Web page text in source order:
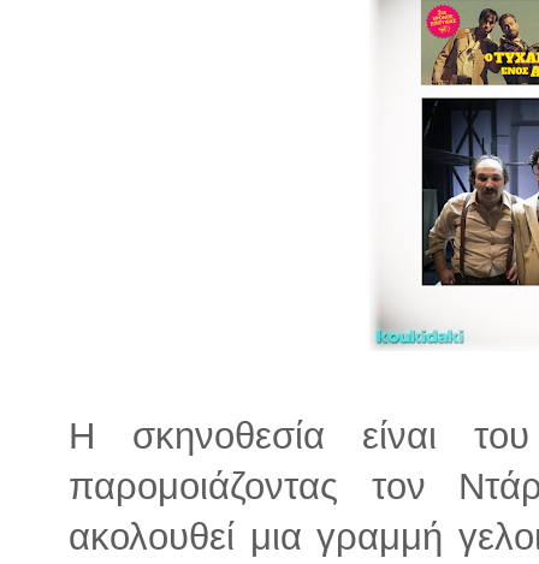
Η σκηνοθεσία είναι
παρομοιάζοντας τον
ακολουθεί μια γραμμή